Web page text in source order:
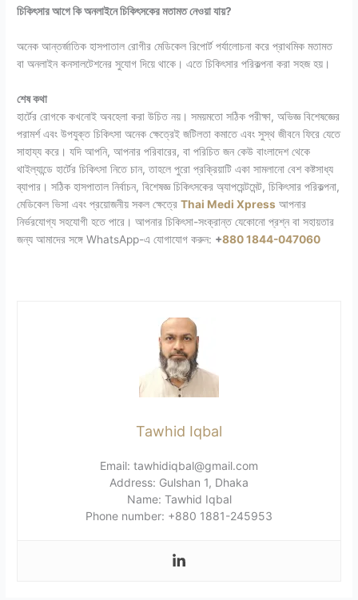
চিকিৎসার আগে কি অনলাইনে চিকিৎসকের মতামত নেওয়া যায়?
অনেক আন্তর্জাতিক হাসপাতাল রোগীর মেডিকেল রিপোর্ট পর্যালোচনা করে প্রাথমিক মতামত
বা অনলাইন কনসালটেশনের সুযোগ দিয়ে থাকে। এতে চিকিৎসার পরিকল্পনা করা সহজ হয়।
শেষ কথা
হার্টের রোগকে কখনোই অবহেলা করা উচিত নয়। সময়মতো সঠিক পরীক্ষা, অভিজ্ঞ বিশেষজ্ঞের
পরামর্শ এবং উপযুক্ত চিকিৎসা অনেক ক্ষেত্রেই জটিলতা কমাতে এবং সুস্থ জীবনে ফিরে যেতে
সাহায্য করে।যদি আপনি, আপনার পরিবারের, বা পরিচিত জন কেউবাংলাদেশ থেকে
থাইল্যান্ডে হার্টের চিকিৎসা নিতে চান, তাহলে পুরো প্রক্রিয়াটি একা সামলানো বেশ কষ্টসাধ্য
ব্যাপার। সঠিক হাসপাতাল নির্বাচন, বিশেষজ্ঞ চিকিৎসকের অ্যাপয়েন্টমেন্ট, চিকিৎসার পরিকল্পনা,
মেডিকেল ভিসা এবং প্রয়োজনীয় সকল ক্ষেত্রেThai Medi Xpress আপনার
নির্ভরযোগ্য সহযোগী হতে পারে।আপনার চিকিৎসা-সংক্রান্ত যেকোনো প্রশ্ন বা সহায়তার
জন্য আমাদের সঙ্গে WhatsApp-এ যোগাযোগ করুন: +880 1844-047060
Tawhid Iqbal
Email: tawhidiqbal@gmail.com
Address: Gulshan 1, Dhaka
Name: Tawhid Iqbal
Phone number: +880 1881-245953